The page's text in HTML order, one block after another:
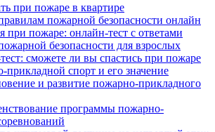
при пожаре в квартире
пожарной безопасности онлайн
при пожаре: онлайн-тест с ответами
безопасности для взрослых
сможете ли вы спастись при пожаре
спорт и его значение
и развитие пожарно-прикладного
программы пожарно-